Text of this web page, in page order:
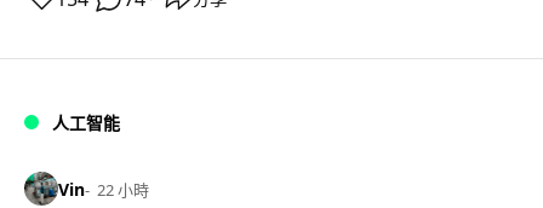
人工智能
Vin 22 小時